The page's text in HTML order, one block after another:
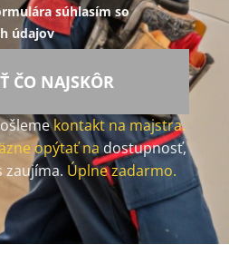
súhlasím so
údajov
ČO NAJSKÔR
kontakt na majstra.
opýtať nadostupnosť,
zaujíma.Úplne zadarmo.